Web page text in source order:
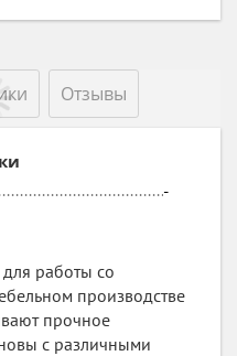
Отзывы
-
работы со
производстве
прочное
с различными